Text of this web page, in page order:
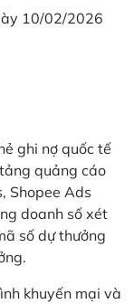
10/02/2026
ghi nợ quốc tế
quảng cáo
Shopee Ads
doanh số xét
số dự thưởng
khuyến mại và